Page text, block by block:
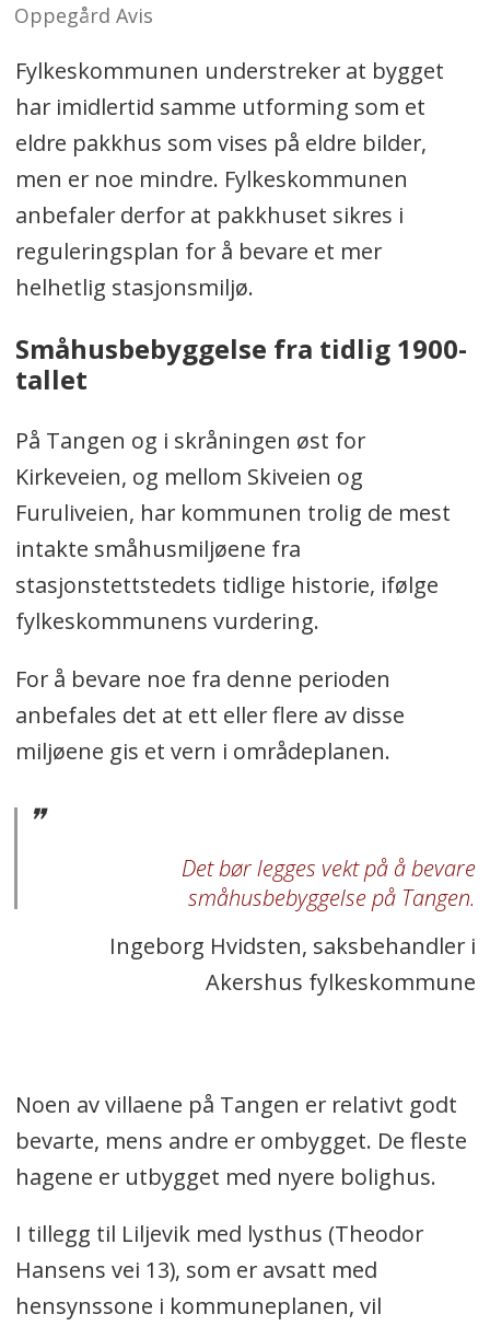
Oppegård Avis
Fylkeskommunen understreker at bygget
har imidlertid samme utforming som et
eldre pakkhus som vises på eldre bilder,
men er noe mindre. Fylkeskommunen
anbefaler derfor at pakkhuset sikres i
reguleringsplan for å bevare et mer
helhetlig stasjonsmiljø.
Småhusbebyggelse fra tidlig 1900-
tallet
På Tangen og i skråningen øst for
Kirkeveien, og mellom Skiveien og
Furuliveien, har kommunen trolig de mest
intakte småhusmiljøene fra
stasjonstettstedets tidlige historie, ifølge
fylkeskommunens vurdering.
For å bevare noe fra denne perioden
anbefales det at ett eller flere av disse
miljøene gis et vern i områdeplanen.
Det bør legges vekt på å bevare
småhusbebyggelse på Tangen.
Ingeborg Hvidsten, saksbehandler i
Akershus fylkeskommune
Noen av villaene på Tangen er relativt godt
bevarte, mens andre er ombygget. De fleste
hagene er utbygget med nyere bolighus.
I tillegg til Liljevik med lysthus (Theodor
Hansens vei 13), som er avsatt med
hensynssone i kommuneplanen, vil